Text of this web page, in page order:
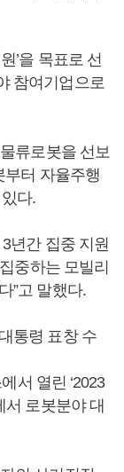
’을 목표로 선
참여기업으로
류로봇을 선보
부터 자율주행
다.
년간 집중 지원
중하는 모빌리
”고 말했다.
통령 표창 수
서 열린 ‘2023
서 로봇분야 대